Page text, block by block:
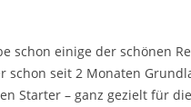
schon einige der schönen
schon seit 2 Monaten
Starter – ganz gezielt für